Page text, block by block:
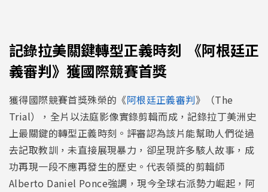
記錄拉美關鍵轉型正義時刻 《阿根廷正
義審判》獲國際競賽首獎
獲得國際競賽首獎殊榮的《阿根廷正義審判》（The
Trial），全片以法庭影像實錄剪輯而成，記錄拉丁美洲史
上最關鍵的轉型正義時刻。評審認為該片能幫助人們從過
去記取教訓，未直接展現暴力，卻呈現許多駭人故事，成
功再現一段不應再發生的歷史。代表領獎的剪輯師
Alberto Daniel Ponce強調，現今全球右派勢力崛起，阿